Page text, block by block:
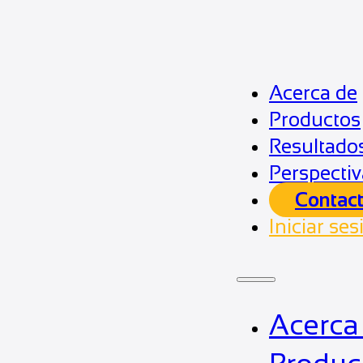
Acerca de
Productos
Iniciar